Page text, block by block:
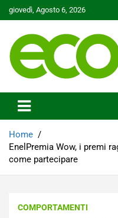
Skip
to
giovedì, Agosto 6, 2026
Ecoo.it
Home
EnelPremia Wow, i premi
come partecipare
COMPORTAMENTI